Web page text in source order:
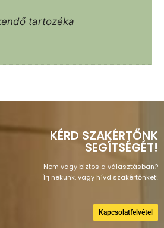
tartozéka
KÉRD SZAKÉRTŐNK
SEGÍTSÉGÉT!
Nem vagy biztos a választásban?
Írj nekünk, vagy hívd szakértőnket!
Kapcsolatfelvétel